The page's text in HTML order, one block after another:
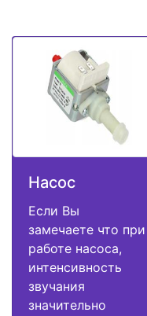
Насос
Если Вы
замечаете что при
работе насоса,
интенсивность
звучания
значительно